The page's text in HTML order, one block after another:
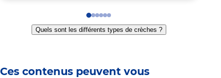
Go
to
slide
Go
to
slide
Go
to
slide
Go
to
slide
Go
to
slide
Go
to
slide
Quels sont les différents types de crèches ?
Ces contenus peuvent vous